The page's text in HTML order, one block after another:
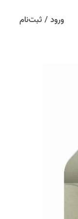
ورود / ثبت‌نام